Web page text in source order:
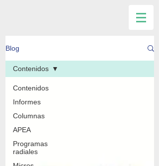
Blog
Contenidos
Informes
Columnas
APEA
Programas
radiales
Contenidos